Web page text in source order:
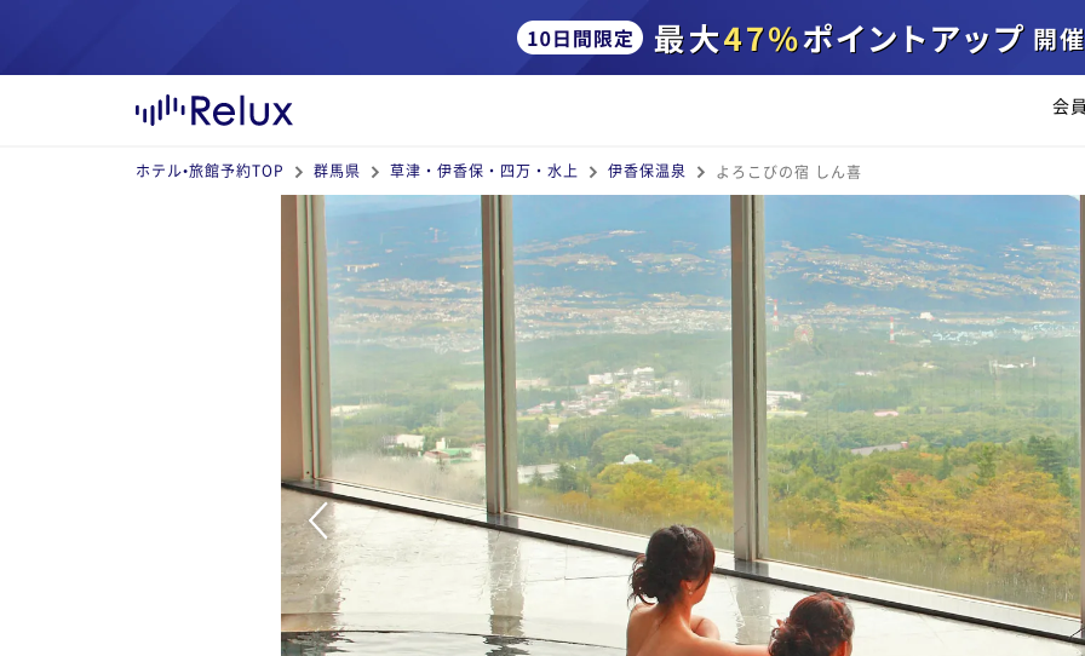
会
ホテル•旅館予約TOP 群馬県 草津・伊香保・四万・水上 伊香保温泉 よろこびの宿 しん喜